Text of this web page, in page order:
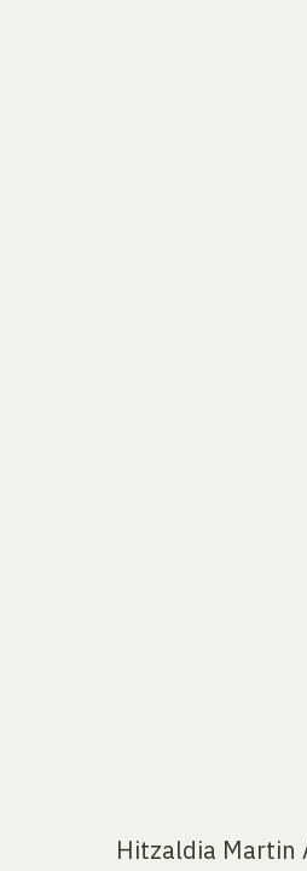
Hitzaldia Martin